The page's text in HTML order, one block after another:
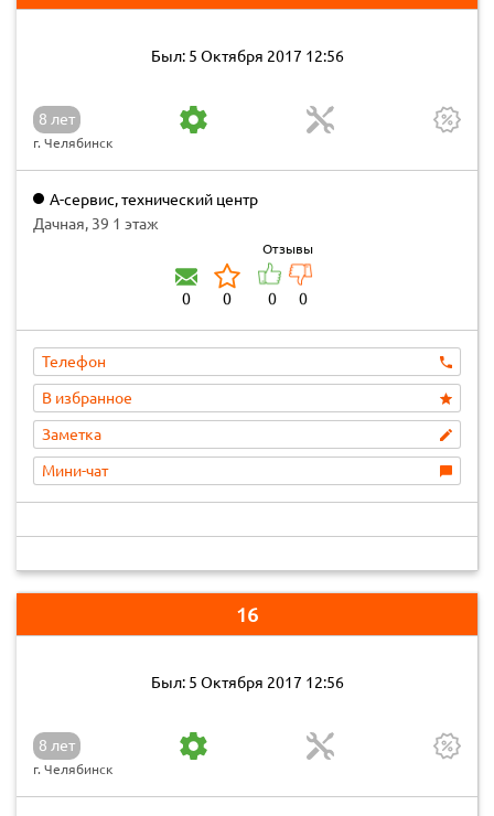
Был: 5 Октября 2017 12:56
8 лет
г. Челябинск
А-сервис, технический центр
Дачная, 39 1 этаж
0 0
Отзывы
0 0
Телефон
В избранное
Заметка
Мини-чат
16
Был: 5 Октября 2017 12:56
8 лет
г. Челябинск